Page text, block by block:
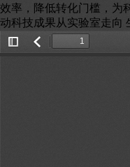
效率，降低转化门槛，为
动科技成果从实验室走向
Toggle返